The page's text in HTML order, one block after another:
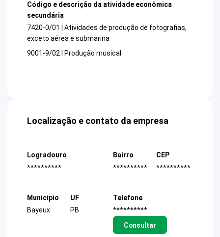
Código e descrição da atividade econômica
secundária
7420-0/01 | Atividades de produção de fotografias,
exceto aérea e submarina
9001-9/02 | Produção musical
Localização e contato da empresa
Logradouro
**********
Bairro
**********
CEP
**********
Município
Bayeux
UF
PB
Telefone
**********
Consultar